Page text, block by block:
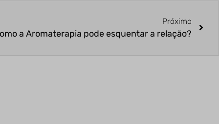
Próximo
a Aromaterapia pode esquentar a relação?